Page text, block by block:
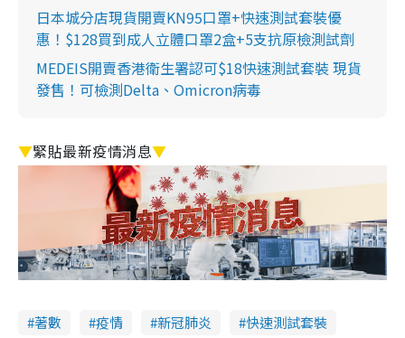
日本城分店現貨開賣KN95口罩+快速測試套裝優
惠！$128買到成人立體口罩2盒+5支抗原檢測試劑
MEDEIS開賣香港衛生署認可$18快速測試套裝 現貨
發售！可檢測Delta、Omicron病毒
▼緊貼最新疫情消息▼
著數 疫情 新冠肺炎
快速測試套裝